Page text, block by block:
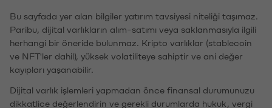
Bu sayfada yer alan bilgiler yatırım tavsiyesi niteliği taşımaz.
Paribu, dijital varlıkların alım-satımı veya saklanmasıyla ilgili
herhangi bir öneride bulunmaz. Kripto varlıklar (stablecoin
ve NFT'ler dahil), yüksek volatiliteye sahiptir ve ani değer
kayıpları yaşanabilir.
Dijital varlık işlemleri yapmadan önce finansal durumunuzu
dikkatlice değerlendirin ve gerekli durumlarda hukuk, vergi